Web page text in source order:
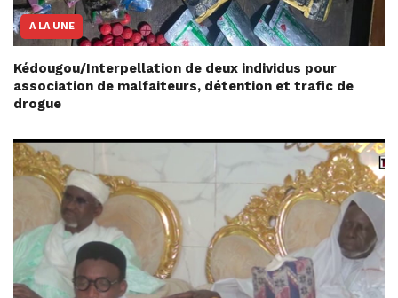
A LA UNE
Kédougou/Interpellation de deux individus pour
association de malfaiteurs, détention et trafic de
drogue